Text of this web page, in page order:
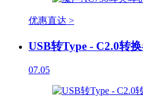
优惠直达 >
USB转Type - C2.0转
07.05